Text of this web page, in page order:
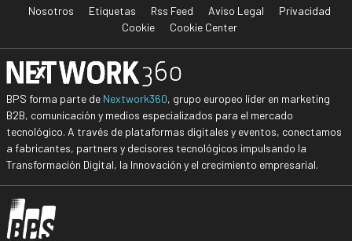
Nosotros Etiquetas Rss Feed Aviso Legal
Privacidad
Cookie
Cookie Center
BPS forma parte de Nextwork360, grupo europeo líder en marketing
B2B, comunicación y medios especializados para el mercado
tecnológico. A través de plataformas digitales y eventos, conectamos
a fabricantes, partners y decisores tecnológicos impulsando la
Transformación Digital, la Innovación y el crecimiento empresarial.